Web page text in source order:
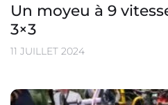
Un moyeu à 9
3×3
11 JUILLET 2024